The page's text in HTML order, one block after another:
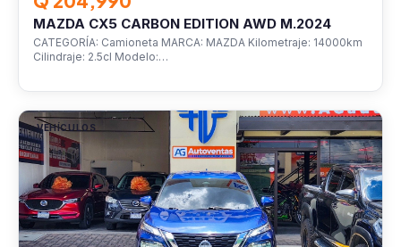
MAZDA CX5 CARBON EDITION AWD M.2024
CATEGORÍA: Camioneta MARCA: MAZDA Kilometraje: 14000km
Cilindraje: 2.5cl Modelo:…
VEHÍCULOS